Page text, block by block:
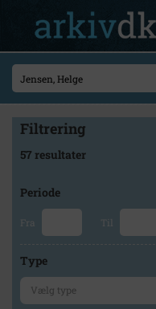
Filtrering
57 resultater
Periode
Fra Til
Type